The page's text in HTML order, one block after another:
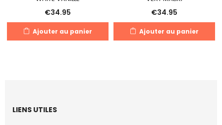
€34.95
Ajouter au panier
€34.95
Ajouter au panier
LIENS UTILES